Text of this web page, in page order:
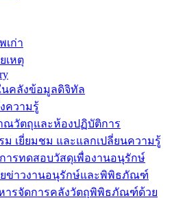
เก่า
เหตุ
คลังข้อมูลดิจิทัล
ความรู้
ณวัตถุและห้องปฏิบัติการ
ม เยี่ยมชม และแลกเปลี่ยนความรู้
ารทดสอบวัสดุเพื่องานอนุรักษ์
ข่าวงานอนุรักษ์และพิพิธภัณฑ์
ารจัดการคลังวัตถุพิพิธภัณฑ์ด้วย